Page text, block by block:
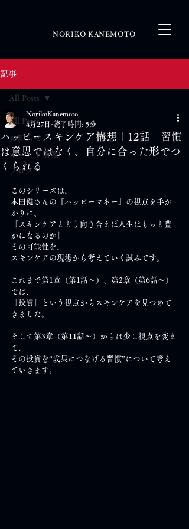
NORIKO KANEMOTO
記事
All Posts
お知らせ
イベント情報
ブログ
All Posts
ハッピースキンケア構想｜12話 習慣
は意思ではなく、自分に合った形でつ
くられる
NorikoKanemoto
4月27日 読了時間: 5分
このシリーズは、
本田健さんの『ハッピーマネー』の視点を手が
かりに、
「スキンケアとどう向き合えば人生はもっと豊
かになるのか」
その可能性を、
スキンケアの現場から考えていく試みです。
これまで第1章（第1話～）、第2章（第6話～）
では、
「投資」という視点からスキンケアを見つめて
きました。
そして第3章（第11話～）からは少し視点を変え
て、
その投資を“成果につなげる習慣”について考え
ていきます。